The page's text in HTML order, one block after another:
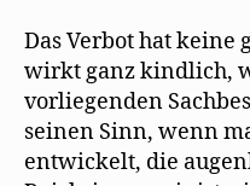
Das Verbot hat keine
wirkt ganz kindlich,
vorliegenden
seinen Sinn, wenn
entwickelt, die